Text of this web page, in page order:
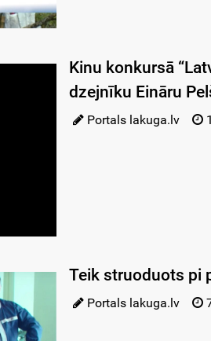
Kinu konkursā
dzejnīku Eināru
Portals lakuga.lv
Teik struoduots pi
Portals lakuga.lv